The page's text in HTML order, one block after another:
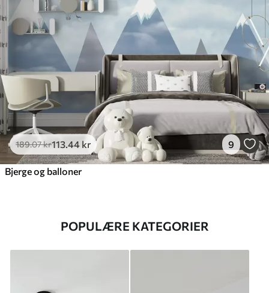
189.07kr113 .44 kr 9
Bjerge og balloner
POPULÆRE KATEGORIER